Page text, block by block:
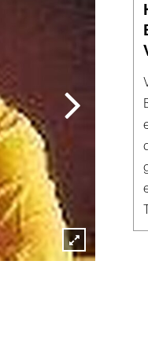
Lightbox